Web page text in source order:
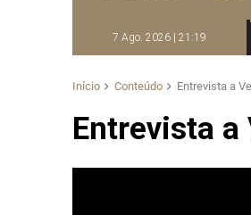
7 Ago. 2026 | 21:19
Início Conteúdo Entrevista a
Entrevista a